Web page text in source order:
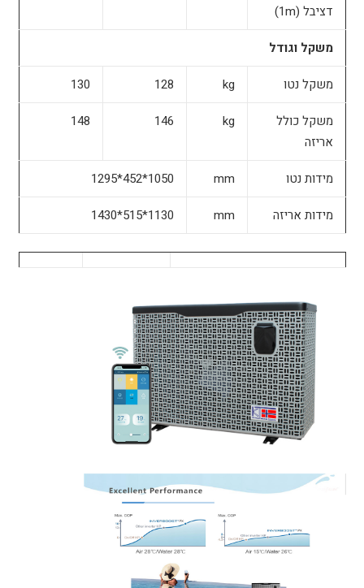
דציבל (1m)
משקל וגודל
משקל נטו kg
128
130
משקל כולל
אריזה
kg
146
148
מידות נטו mm
1050*452*1295
מידות אריזה mm
1130*515*1430